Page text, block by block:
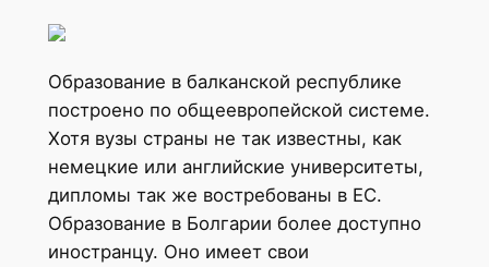
Образование в балканской республике
построено по общеевропейской системе.
Хотя вузы страны не так известны, как
немецкие или английские университеты,
дипломы так же востребованы в ЕС.
Образование в Болгарии более доступно
иностранцу. Оно имеет свои